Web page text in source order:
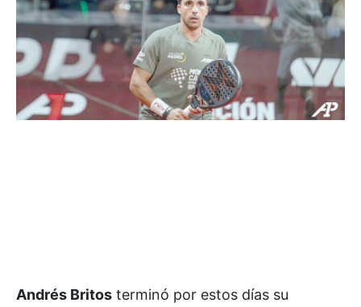
Andrés Britos terminó por estos días su